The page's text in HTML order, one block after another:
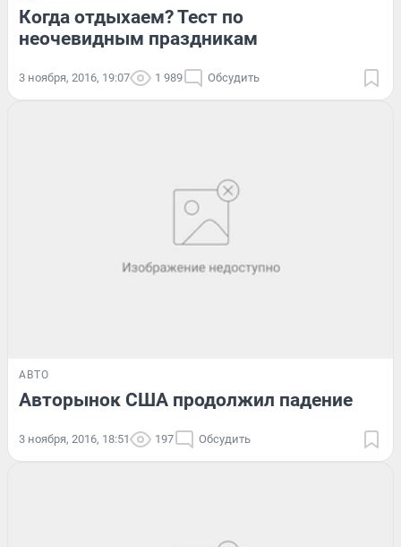
Когда отдыхаем? Тест по
неочевидным праздникам
3 ноября, 2016, 19:07 1 989 Обсудить
АВТО
Авторынок США продолжил падение
3 ноября, 2016, 18:51 197 Обсудить